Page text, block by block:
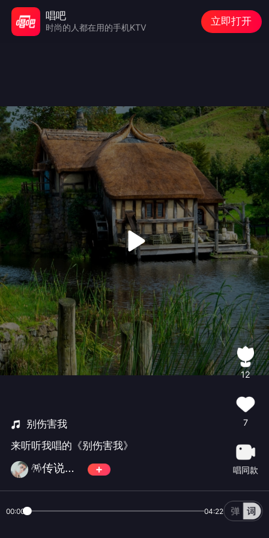
别伤害我
来听听我唱的《别伤害我》
🪅传说🪅✨🀄️✨💫古道诗原💫
12
7
唱同款
00:00 04:22
唱吧
时尚的人都在用的手机KTV
立即打开